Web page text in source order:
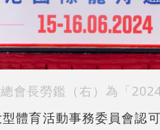
會長勞鑑（右）為「
體育活動事務委員會認